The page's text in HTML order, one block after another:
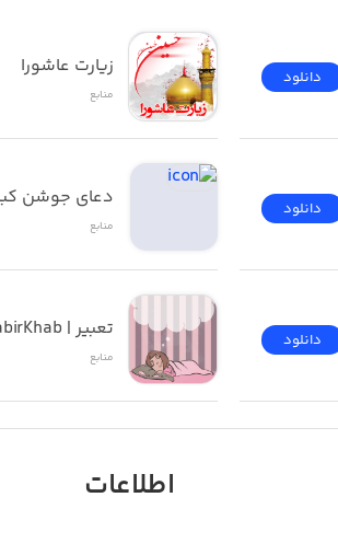
دانلود
دانلود
دانلود
زیارت عاشورا
منابع
دعای جوشن
منابع
تعبیر | TabirKhab
منابع
اطلاعات